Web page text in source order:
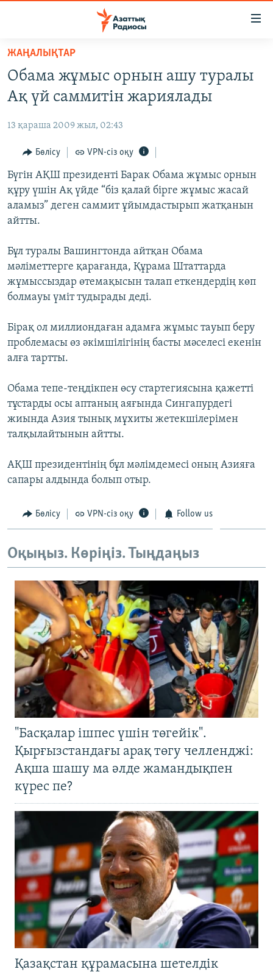
Skip
main
content
to
Navigation
Skip
to
Search
ЖАҢАЛЫҚТАР
AZATTYQTV
ҚАҢТАР ОҚИҒАСЫ
АДАМ ҚҰҚЫҚТАРЫ
ӘЛЕУМЕТ
ӘЛЕМ
АРНАЙЫ ЖОБАЛАР
Русский
ЖАЗЫЛЫҢЫЗ
Басқа тілдерде
ЖАҢАЛЫҚТАР
Обама жұмыс орнын ашу туралы
Ақ үй саммитін жариялады
13 қараша 2009 жыл, 02:43
Бөлісу VPN-сіз оқу
Бүгін АҚШ президенті Барак Обама жұмыс орнын
құру үшін Ақ үйде “біз қалай бірге жұмыс жасай
аламыз” деген саммит ұйымдастырып жатқанын
айтты.
Бұл туралы Вашингтонда айтқан Обама
мәліметтерге қарағанда, Құрама Штаттарда
жұмыссыздар өтемақысын талап еткендердің көп
болмауы үміт тудырады деді.
Бірақ ол миллиондаған адамға жұмыс тауып беру
проблемасы өз әкімшілігінің басты мәселесі екенін
алға тартты.
Обама тепе-теңдікпен өсу стартегиясына қажетті
тұстарды осы аптаның аяғында Сингапурдегі
жиында Азия тынық мұхиты жетекшілерімен
талқылайтынын айтты.
АҚШ президентінің бұл мәлімдемесі оның Азияға
сапары алдында болып отыр.
Бөлісу VPN-сіз оқу Follow us
Оқыңыз. Көріңіз. Тыңдаңыз
"Басқалар ішпес үшін төгейік".
Қырғызстандағы арақ төгу челленджі:
Ақша шашу ма әлде жамандықпен
күрес пе?
Қазақстан құрамасына шетелдік